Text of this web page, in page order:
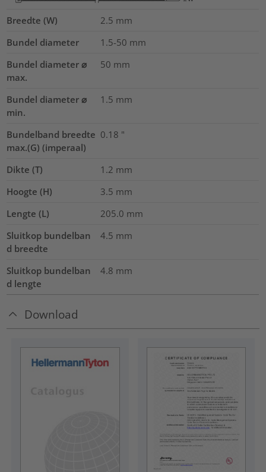
Breedte (W) 2.5 mm
Bundel diameter
1.5-50 mm
Bundel diameter ⌀
max.
50 mm
Bundel diameter ⌀
min.
1.5 mm
Bundelband breedte
max.(G) (imperaal)
0.18 "
Dikte (T) 1.2 mm
Hoogte (H)
3.5 mm
Lengte (L)
205.0 mm
Sluitkop bundelban
d breedte
4.5 mm
Sluitkop bundelban
d lengte
4.8 mm
Download